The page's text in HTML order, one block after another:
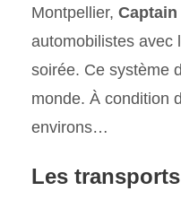
Montpellier, Captain
automobilistes avec
soirée. Ce système
monde. À condition
environs…
Les